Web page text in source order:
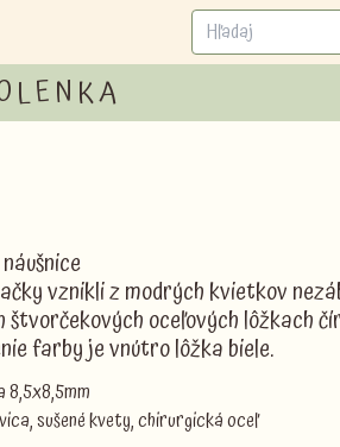
L E N K A
vznikli z modrých kvietkov
štvorčekových oceľových lôžkach
farby je vnútro lôžka biele.
8,5x8,5mm
sušené kvety, chirurgická oceľ